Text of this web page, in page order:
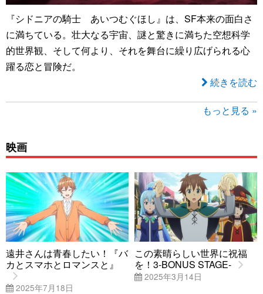
『シドニアの騎士 あいつむぐほし』は、SF本来の面白さ
に満ちている。壮大なる宇宙、謎と驚きに満ちた空想科学
的世界観、そして何より、それを舞台に繰り広げられる心
躍る恋と冒険だ。
続きを読む
もっと見る »
映画
遠井さんは青春したい！『バ
カとスマホとロマンスと』
2025年7月18日
この素晴らしい世界に祝福
を！3-BONUS STAGE-
2025年3月14日